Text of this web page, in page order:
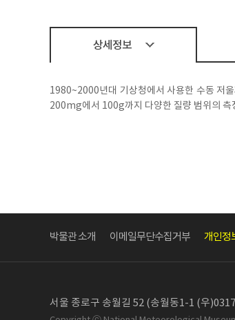
상세정보
1980~2000년대 기상청에서 사용한 수동 저
200mg에서 100g까지 다양한 질량 범위의 측
박물관 소개 이메일무단수집거부 개인정
서울 종로구 송월길 52 (송월동1-1 (우